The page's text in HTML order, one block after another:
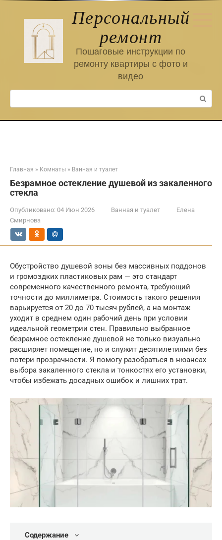
Персональный
ремонт
Пошаговые инструкции по
ремонту квартиры с фото и
видео
Поиск:
Главная » Комнаты » Ванная и туалет
Безрамное остекление душевой из закаленного
стекла
Опубликовано: 04 Июн 2026 Ванная и туалет
Елена
Смирнова
Обустройство душевой зоны без массивных поддонов
и громоздких пластиковых рам — это стандарт
современного качественного ремонта, требующий
точности до миллиметра. Стоимость такого решения
варьируется от 20 до 70 тысяч рублей, а на монтаж
уходит в среднем один рабочий день при условии
идеальной геометрии стен. Правильно выбранное
безрамное остекление душевой не только визуально
расширяет помещение, но и служит десятилетиями без
потери прозрачности. Я помогу разобраться в нюансах
выбора закаленного стекла и тонкостях его установки,
чтобы избежать досадных ошибок и лишних трат.
Содержание